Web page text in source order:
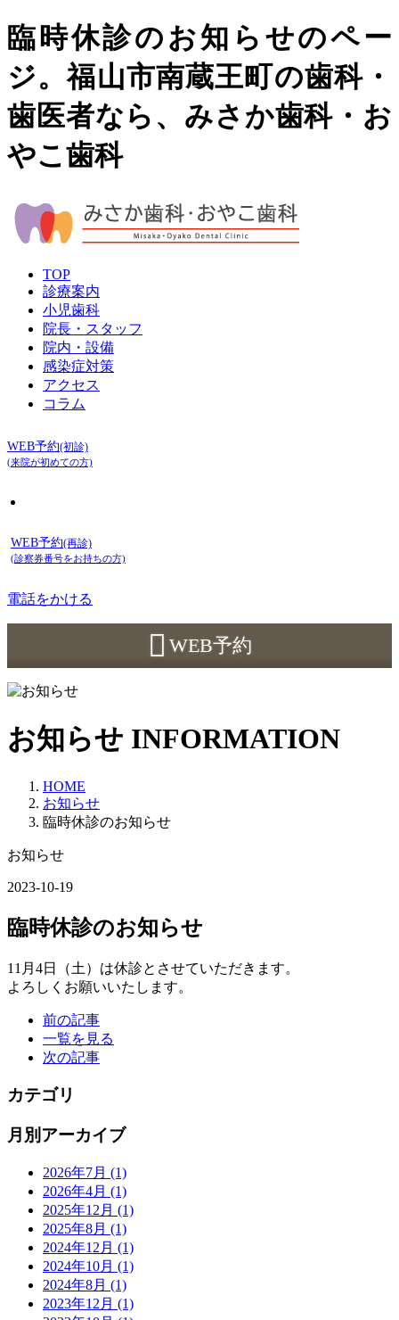
臨時休診のお知らせのペー
ジ。福山市南蔵王町の歯科・
歯医者なら、みさか歯科・お
やこ歯科
TOP
診療案内
小児歯科
院長・スタッフ
院内・設備
感染症対策
アクセス
コラム
WEB予約(初診)
(来院が初めての方)
WEB予約(再診)
(診察券番号をお持ちの方)
電話をかける
WEB予約
(初診)
お知らせ INFORMATION
HOME
お知らせ
臨時休診のお知らせ
お知らせ
2023-10-19
臨時休診のお知らせ
11月4日（土）は休診とさせていただきます。
よろしくお願いいたします。
前の記事
一覧を見る
次の記事
カテゴリ
月別アーカイブ
2026年7月 (1)
2026年4月 (1)
2025年12月 (1)
2025年8月 (1)
2024年12月 (1)
2024年10月 (1)
2024年8月 (1)
2023年12月 (1)